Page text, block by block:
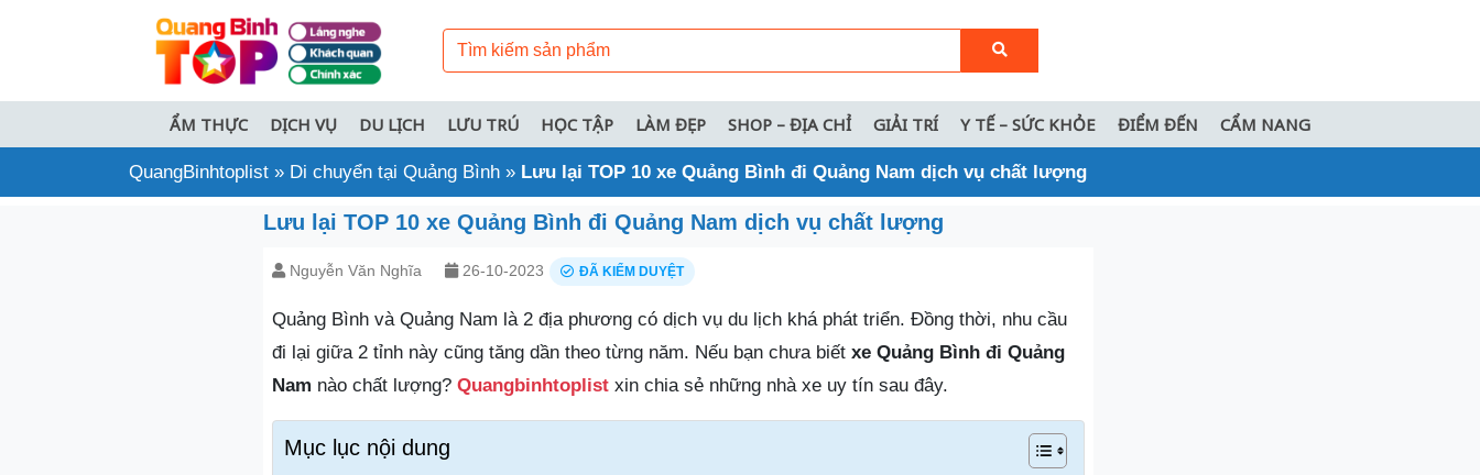
ẨM THỰC DỊCH VỤ DU LỊCH LƯU TRÚ HỌC TẬP LÀM ĐẸP SHOP – ĐỊA CHỈ GIẢI TRÍ Y TẾ – SỨC KHỎE ĐIỂM ĐẾN CẨM NANG
QuangBinhtoplist » Di chuyển tại Quảng Bình » Lưu lại TOP 10 xe Quảng Bình đi Quảng Nam dịch vụ chất lượng
Lưu lại TOP 10 xe Quảng Bình đi Quảng Nam dịch vụ chất lượng
Nguyễn Văn Nghĩa 26-10-2023 ĐÃ KIỂM DUYỆT
Quảng Bình và Quảng Nam là 2 địa phương có dịch vụ du lịch khá phát triển. Đồng thời, nhu cầu
đi lại giữa 2 tỉnh này cũng tăng dần theo từng năm. Nếu bạn chưa biết xe Quảng Bình đi Quảng
Nam nào chất lượng? Quangbinhtoplist xin chia sẻ những nhà xe uy tín sau đây.
Mục lục nội dung